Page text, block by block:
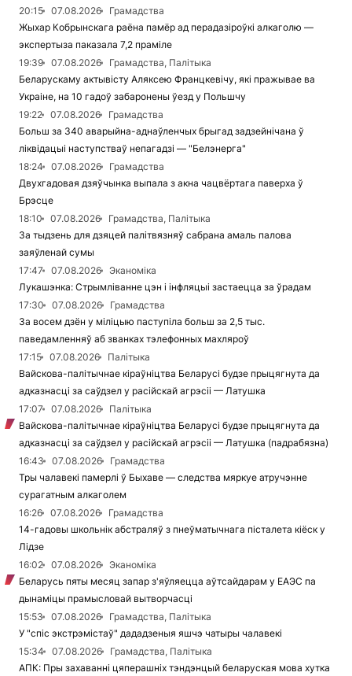
20:15
07.08.2026
Грамадства
Жыхар Кобрынскага раёна памёр ад перадазіроўкі алкаголю —
экспертыза паказала 7,2 праміле
19:39
07.08.2026
Грамадства, Палітыка
Беларускаму актывісту Аляксею Францкевічу, які пражывае ва
Украіне, на 10 гадоў забаронены ўезд у Польшчу
19:22
07.08.2026
Грамадства
Больш за 340 аварыйна-аднаўленчых брыгад задзейнічана ў
ліквідацыі наступстваў непагадзі — "Белэнерга"
18:24
07.08.2026
Грамадства
Двухгадовая дзяўчынка выпала з акна чацвёртага паверха ў
Брэсце
18:10
07.08.2026
Грамадства, Палітыка
За тыдзень для дзяцей палітвязняў сабрана амаль палова
заяўленай сумы
17:47
07.08.2026
Эканоміка
Лукашэнка: Стрымліванне цэн і інфляцыі застаецца за ўрадам
17:30
07.08.2026
Грамадства
За восем дзён у міліцыю паступіла больш за 2,5 тыс.
паведамленняў аб званках тэлефонных махляроў
17:15
07.08.2026
Палітыка
Вайскова-палітычнае кіраўніцтва Беларусі будзе прыцягнута да
адказнасці за саўдзел у расійскай агрэсіі — Латушка
17:07
07.08.2026
Палітыка
Вайскова-палітычнае кіраўніцтва Беларусі будзе прыцягнута да
адказнасці за саўдзел у расійскай агрэсіі — Латушка (падрабязна)
16:43
07.08.2026
Грамадства
Тры чалавекі памерлі ў Быхаве — следства мяркуе атручэнне
сурагатным алкаголем
16:26
07.08.2026
Грамадства
14-гадовы школьнік абстраляў з пнеўматычнага пісталета кіёск у
Лідзе
16:02
07.08.2026
Эканоміка
Беларусь пяты месяц запар з'яўляецца аўтсайдарам у ЕАЭС па
дынаміцы прамысловай вытворчасці
15:53
07.08.2026
Грамадства, Палітыка
У "спіс экстрэмістаў" дададзеныя яшчэ чатыры чалавекі
15:34
07.08.2026
Грамадства, Палітыка
АПК: Пры захаванні цяперашніх тэндэнцый беларуская мова хутка